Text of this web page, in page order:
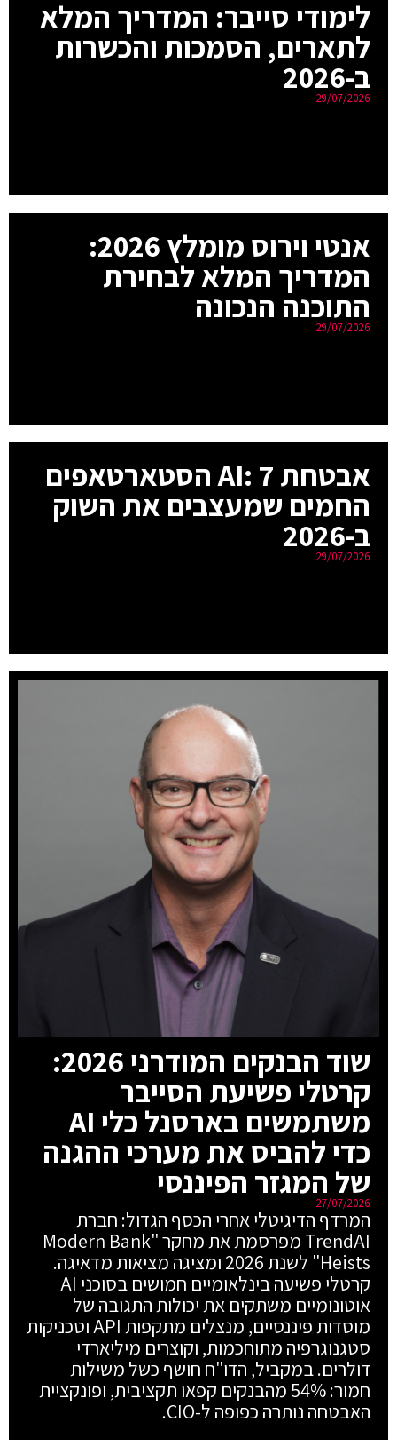
לימודי סייבר: המדריך המלא
לתארים, הסמכות והכשרות
ב-2026
29/07/2026
אנטי וירוס מומלץ 2026:
המדריך המלא לבחירת
התוכנה הנכונה
29/07/2026
אבטחת AI: 7 הסטארטאפים
החמים שמעצבים את השוק
ב-2026
29/07/2026
שוד הבנקים המודרני 2026:
קרטלי פשיעת הסייבר
משתמשים בארסנל כלי AI
כדי להביס את מערכי ההגנה
של המגזר הפיננסי
27/07/2026
המרדף הדיגיטלי אחרי הכסף הגדול: חברת
TrendAI מפרסמת את מחקר "Modern Bank
Heists" לשנת 2026 ומציגה מציאות מדאיגה.
קרטלי פשיעה בינלאומיים חמושים בסוכני AI
אוטונומיים משתקים את יכולות התגובה של
מוסדות פיננסיים, מנצלים מתקפות API וטכניקות
סטגנוגרפיה מתוחכמות, וקוצרים מיליארדי
דולרים. במקביל, הדו"ח חושף כשל משילות
חמור: 54% מהבנקים קפאו תקציבית, ופונקציית
האבטחה נותרה כפופה ל-CIO.